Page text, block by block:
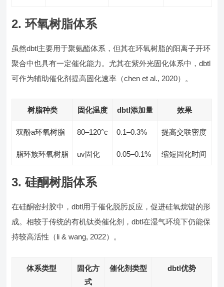
2. 环氧树脂体系
虽然dbtl主要用于聚氨酯体系，但其在环氧树脂的阳离子开环
聚合中也具有一定催化能力。尤其在紫外光固化体系中，dbtl
可作为辅助催化剂提高固化速率（chen et al., 2020）。
树脂种类 固化温度 dbtl添加量 效果
双酚a环氧树脂 80–120°c 0.1–0.3% 提高交联密度
脂环族环氧树脂 uv固化 0.05–0.1% 缩短固化时间
3. 硅酮树脂体系
在硅酮密封胶中，dbtl用于催化脱肟反应，促进硅氧烷键的形
成。相较于传统的有机钛类催化剂，dbtl在湿气环境下仍能保
持较高活性（li & wang, 2022）。
体系类型
固化方
式
催化剂类型 dbtl优势